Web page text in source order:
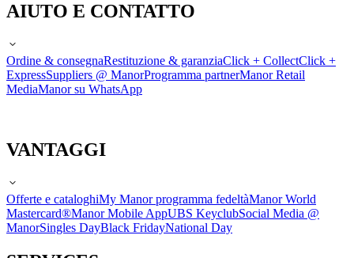
AIUTO E CONTATTO
Ordine & consegnaRestituzione & garanziaClick + CollectClick +
ExpressSuppliers @ ManorProgramma partnerManor Retail
MediaManor su WhatsApp
VANTAGGI
Offerte e cataloghiMy Manor programma fedeltàManor World
Mastercard®Manor Mobile AppUBS KeyclubSocial Media @
ManorSingles DayBlack FridayNational Day